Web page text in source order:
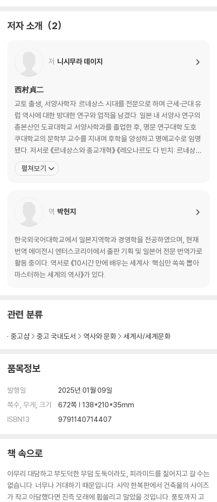
세계사의 낯선 이름들 앞에 주저했던 초심자부터 깊이 있는 교양을 찾는
Ⅱ. 동아시아 이야기
트라 23. 실크 로드를 가다 24. 북송과 남송 25. 왕안석과 주희 26. 몽골
대제국 27. 홍무제와 영락제 28. 중국의 농민 반란 29. 중화제국, 청나라 3
0. 강희제 31. 아시아의 다른 나라들
· 한눈에 보는 동아시아 세계
Ⅲ. 서남아시아 이야기
32. 마호메트와 코란 33. 이슬람 세계의 팽창 34. 수준 높은 이슬람 문화
· 한눈에 보는 서남아시아 세계
37. 게르만 민족의 대이동 38. 카를 대제의 대관 39. 로마 교회의 전성기
40. 봉건 사회의 구조 41. 도시의 공기는 자유롭다 42. 비잔틴 제국의 광
영 43. 십자군 44. 중세의 지각 변동 45. 페스트 대유행 46. 인간 찬가 4
7. 모나리자의 미소 48. 대항해 시대의 주인공 49. 인디아스 사업 50. 종
교 개혁의 서막 51. 나는 여기에 서 있다 52. 두 예수회 수도사 53. 유랑 황
제 54. 영국 왕조의 변천 55. 무적함대의 격멸 56. 잔 다르크와 카트린 드
4. 영국 혁명 65. 청교도주의의 화신 66. 영국 산업 혁명 67. 철학자의 세
가지 모습
· 한눈에 보는 유럽의 탄생
옹 72. 모스크바의 불길 73. 회의는 춤춘다 74. 1848년의 파리, 빈, 베를
린 75. 카보우르와 비스마르크 76. 미국의 발흥 77. 대통령의 수염 78. 제
국주의 시대 79. 열강의 아시아 침략 80. 아편 전쟁과 태평천국의 난 81.
Ⅵ. 20세기 세계 이야기
84. 삼국동맹과 3B 정책 85. 운명의 한 발 86. 제1차 세계대전의 결과 87.
러시아 혁명 전후 88. 두 혁명가 89. 베르사유 체제의 모순 90. 파시즘의
저자 소개 2
저 니시무라 데이지
西村貞二
교토 출생, 서양사학자. 르네상스 시대를 전문으로 하며 근세·근대 유
럽 역사에 대한 방대한 연구와 업적을 남겼다. 일본 내 서양사 연구의
총본산인 도쿄대학교 서양사학과를 졸업한 후, 명문 연구대학 도호
쿠대학교의 문학부 교수를 지내며 후학을 양성하고 명예교수로 임명
됐다. 저서로 《르네상스와 종교개혁》 《레오나르도 다 빈치: 르네상스
와 만능 인간》 《베버, 트뢸치, 마이네케: 어느 지적 교류》 《역사학의
원근(遠近)》 《마키아벨리즘》 《현대 유럽의 역사가》 등이 있으며, 정
펼쳐보기
역 박현지
한국외국어대학교에서 일본지역학과 경영학을 전공하였으며, 현재
번역 에이전시 엔터스코리아에서 출판 기획 및 일본어 전문 번역가로
활동 중이다. 역서로 《10시간 만에 배우는 세계사: 핵심만 쏙쏙 뽑아
마스터하는 세계의 역사》가 있다.
관련 분류
중고샵 중고 국내도서 역사와 문화 세계사/세계문화
품목정보
발행일
2025년 01월 09일
쪽수, 무게, 크기
672쪽 | 138*210*35mm
ISBN13
9791140714407
책 속으로
아무리 대담하고 부도덕한 무덤 도둑이라도, 피라미드를 짊어지고 갈 수는
없습니다. 너무나 거대하기 때문입니다. 사막 한복판에서 건축물의 사이즈
가 작고 아담했다면 진즉 모래에 휩쓸리고 말았을 것입니다. 풍토까지 고